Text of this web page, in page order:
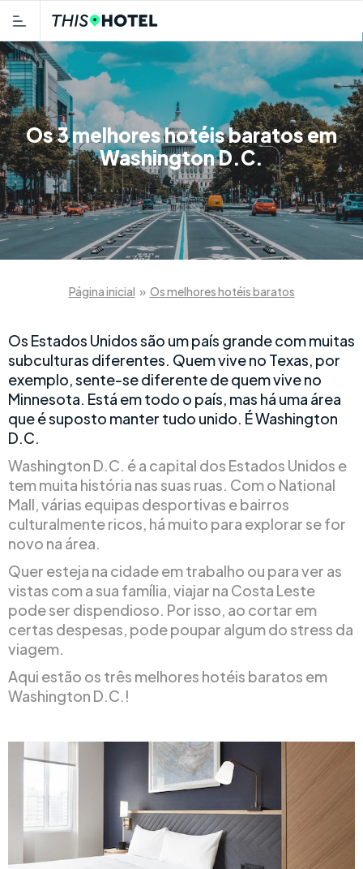
Os 3 melhores hotéis baratos em
Washington D.C.
Página inicial » Os melhores hotéis baratos
Os Estados Unidos são um país grande com muitas
subculturas diferentes. Quem vive no Texas, por
exemplo, sente-se diferente de quem vive no
Minnesota. Está em todo o país, mas há uma área
que é suposto manter tudo unido. É Washington
D.C.
Washington D.C. é a capital dos Estados Unidos e
tem muita história nas suas ruas. Com o National
Mall, várias equipas desportivas e bairros
culturalmente ricos, há muito para explorar se for
novo na área.
Quer esteja na cidade em trabalho ou para ver as
vistas com a sua família, viajar na Costa Leste
pode ser dispendioso. Por isso, ao cortar em
certas despesas, pode poupar algum do stress da
viagem.
Aqui estão os três melhores hotéis baratos em
Washington D.C.!